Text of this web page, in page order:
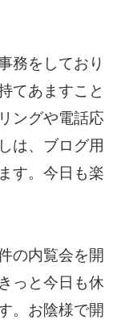
務をしており
てあますこと
ングや電話応
は、ブログ用
す。今日も楽
の内覧会を開
っと今日も休
。お陰様で開